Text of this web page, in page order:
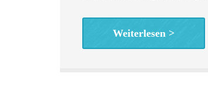
Weiterlesen >